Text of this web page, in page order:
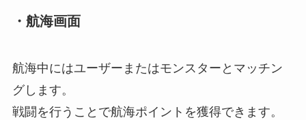
・ 航海画面
航海中にはユーザーまたはモンスターとマッチン
グします。
戦闘を行うことで航海ポイントを獲得できます。